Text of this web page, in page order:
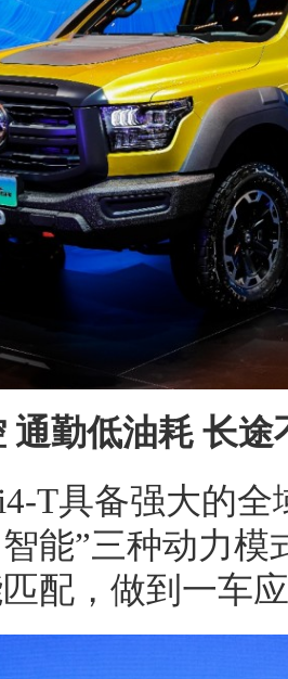
通勤低油耗 长途
T具备强大的全
能”三种动力模
配，做到一车